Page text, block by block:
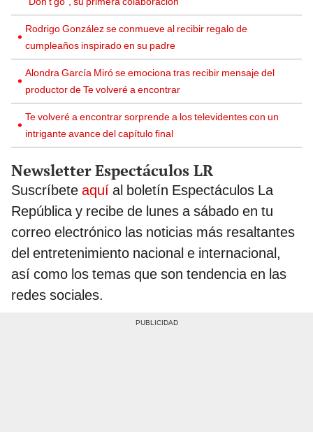
Rodrigo González se conmueve al recibir regalo de
cumpleaños inspirado en su padre
Alondra García Miró se emociona tras recibir mensaje del
productor de Te volveré a encontrar
Te volveré a encontrar sorprende a los televidentes con un
intrigante avance del capítulo final
Newsletter Espectáculos LR
Suscríbete aquí al boletín Espectáculos La
República y recibe de lunes a sábado en tu
correo electrónico las noticias más resaltantes
del entretenimiento nacional e internacional,
así como los temas que son tendencia en las
redes sociales.